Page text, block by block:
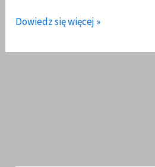
Monastyr
Dowiedz się więcej »